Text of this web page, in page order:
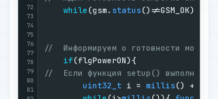
72
73
74
75
76
77
78
79
80
81
while (gsm. status()!=GSM_OK){
//  Информируем о готовности
if
//  Если функция setup()
uint32_t i = millis() +